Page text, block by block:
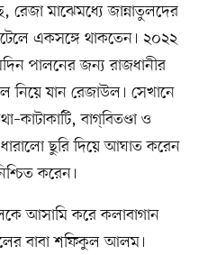
মাঝেমধ্যে জান্নাতুলদের
একসঙ্গে থাকতেন। ২০২২
পালনের জন্য রাজধানীর
নিয়ে যান রেজাউল। সেখানে
বাগ্‌বিতণ্ডা ও
ধারালো ছুরি দিয়ে আঘাত করেন
করেন।
আসামি করে কলাবাগান
বাবা শফিকুল আলম।